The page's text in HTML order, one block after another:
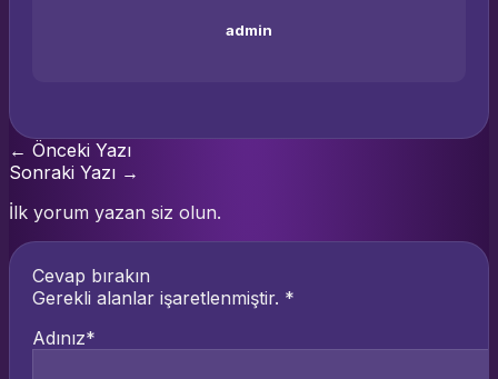
admin
← Önceki Yazı
Sonraki Yazı →
İlk yorum yazan siz olun.
Cevap bırakın
Gerekli alanlar işaretlenmiştir. *
Adınız*